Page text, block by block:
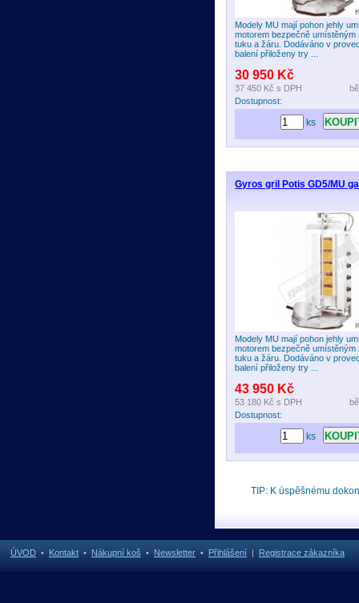
Modely MU mají pohon jehly
motorem bezpečně umístěným
tuku a žáru. Dodáváno v
balení přiloženy try ...
30 950 Kč
37 450 Kč s DPH
Dostupnost:
ks
Gyros gril Potis GD5/MU
Modely MU mají pohon jehly
motorem bezpečně umístěným
tuku a žáru. Dodáváno v
balení přiloženy try ...
43 950 Kč
53 180 Kč s DPH
Dostupnost:
ks
TIP: K úspěšnému
ÚVOD • Kontakt • Nákupní koš • Newsletter • Přihlášení | Registrace zákazníka